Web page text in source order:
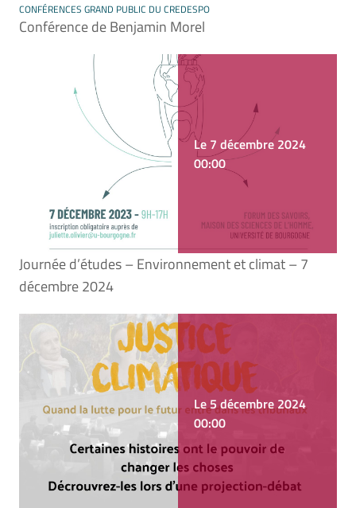
CONFÉRENCES GRAND PUBLIC DU CREDESPO
Conférence de Benjamin Morel
Le 7 décembre 2024
00:00
Journée d’études – Environnement et climat – 7
décembre 2024
Le 5 décembre 2024
00:00